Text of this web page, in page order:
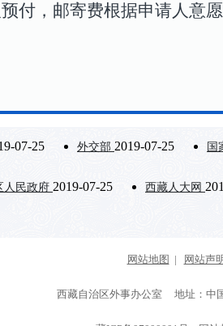
付，邮寄费根据申请人意
07-25 外交部 2019-07-25 国
人民政府 2019-07-25 西藏人大网
网站地图 | 网站声
西藏自治区外事办公室 地址：中